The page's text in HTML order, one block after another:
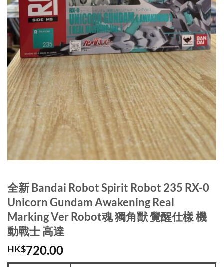
全新 Bandai Robot Spirit Robot 235 RX-0
Unicorn Gundam Awakening Real
Marking Ver Robot魂 獨角獸 覺醒仕樣 機
動戰士 高達
HK$720.00